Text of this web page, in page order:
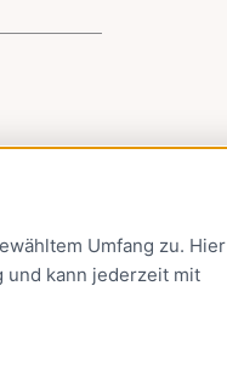
Umfang zu. Hier
kann jederzeit mit